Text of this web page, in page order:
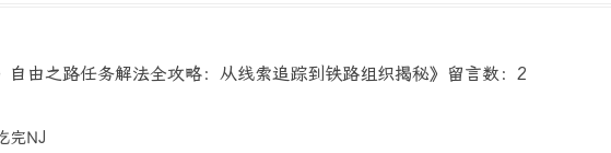
自由之路任务解法全攻略：从线索追踪到铁路组织揭秘》留言数：2
完NJ